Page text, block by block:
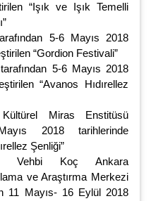
“Işık ve Işık Temelli
5-6 Mayıs 2018
“Gordion Festivali”
5-6 Mayıs 2018
“Avanos Hıdırellez
Miras Enstitüsü
2018 tarihlerinde
Şenliği”
Vehbi Koç Ankara
ve Araştırma Merkezi
11 Mayıs- 16 Eylül 2018